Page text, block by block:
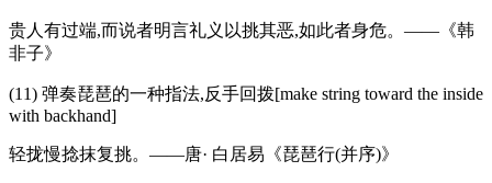
贵人有过端,而说者明言礼义以挑其恶,如此者身危。——《韩
非子》
(11) 弹奏琵琶的一种指法,反手回拨[make string toward the inside
with backhand]
轻拢慢捻抹复挑。——唐· 白居易《琵琶行(并序)》